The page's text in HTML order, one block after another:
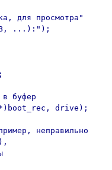
для просмотра"
...):");
в буфер
drive);
неправильно